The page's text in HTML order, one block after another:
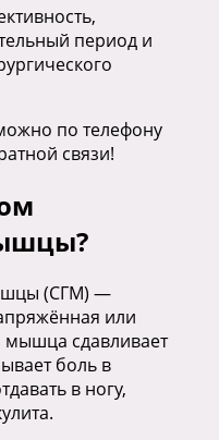
период и
по телефону
связи!
(СГМ) —
или
мышца сдавливает
боль в
в ногу,